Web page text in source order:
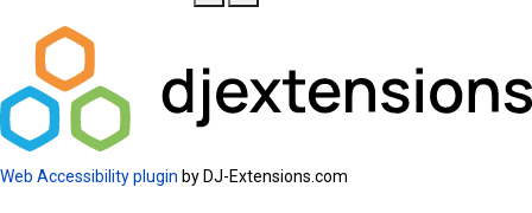
Web Accessibility plugin by DJ-Extensions.com